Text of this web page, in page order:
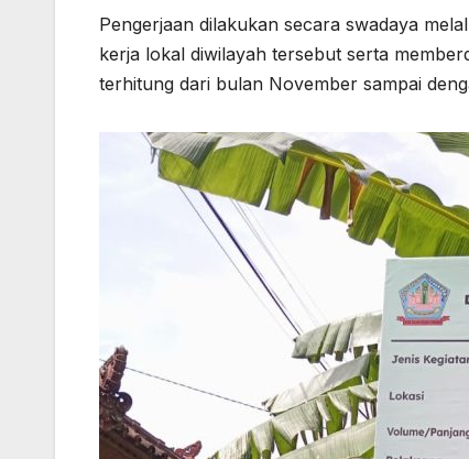
Pengerjaan dilakukan secara swadaya
kerja lokal diwilayah tersebut serta
terhitung dari bulan November sampai